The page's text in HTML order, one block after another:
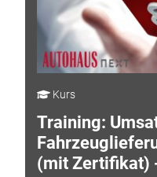
Kurs
Training:
(mit Zertifikat)